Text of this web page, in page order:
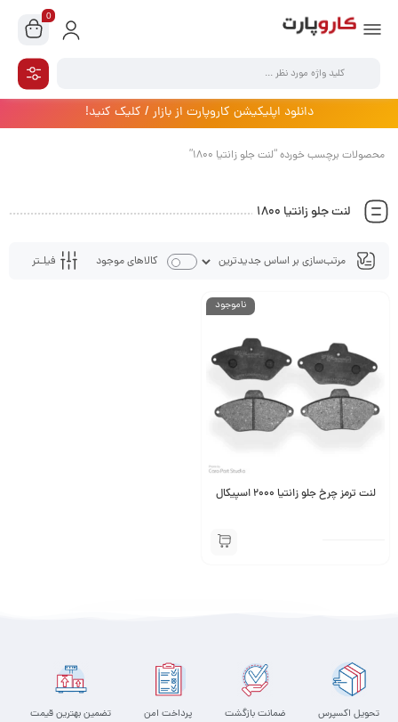
0
دانلود اپلیکیشن کاروپارت از بازار / کلیک کنید!
محصولات برچسب خورده “لنت جلو زانتیا 1800”
لنت جلو زانتیا 1800
فیلـتر کالاهای موجود
ناموجود
لنت ترمز چرخ جلو زانتیا 2000 اسپیکال
تحویل اکسپرس ضمانت بازگشت پرداخت امن تضمین بهترین قیمت